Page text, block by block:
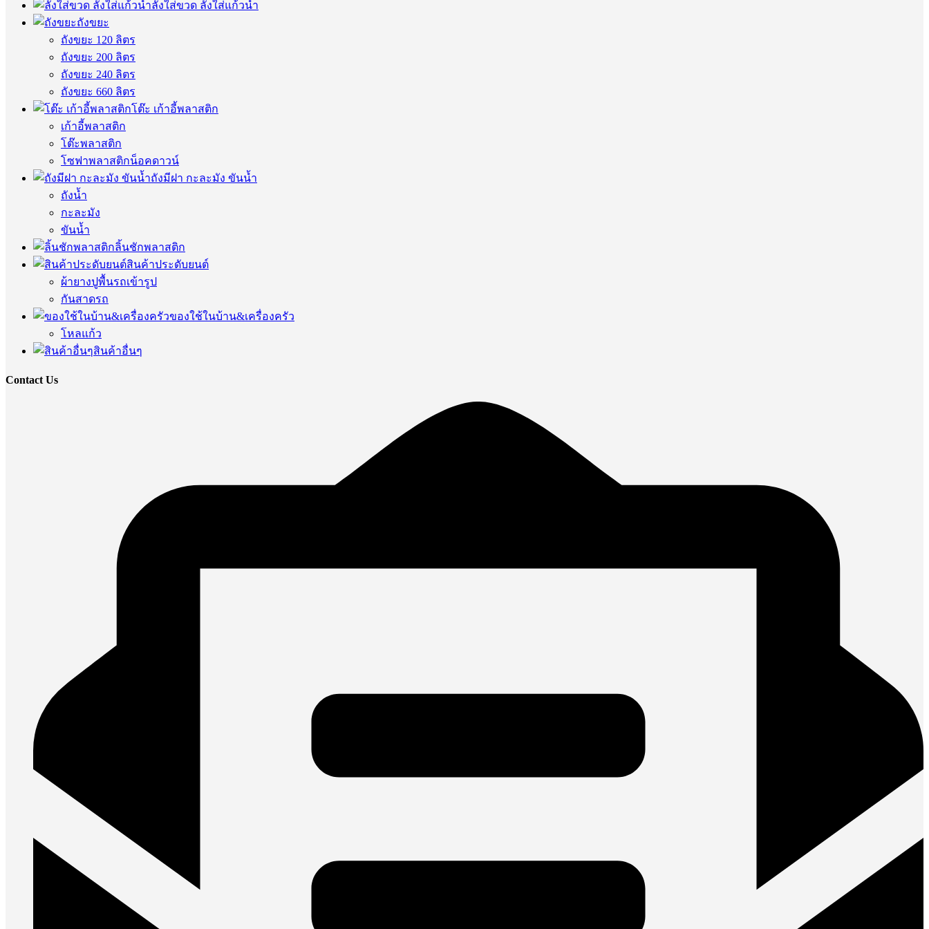
ลังใส่ขวด ลังใส่แก้วน้ำ
ถังขยะ
ถังขยะ 120 ลิตร
ถังขยะ 200 ลิตร
ถังขยะ 240 ลิตร
ถังขยะ 660 ลิตร
โต๊ะ เก้าอี้พลาสติก
เก้าอี้พลาสติก
โต๊ะพลาสติก
โซฟาพลาสติกน็อคดาวน์
ถังมีฝา กะละมัง ขันน้ำ
ถังน้ำ
กะละมัง
ขันน้ำ
ลิ้นชักพลาสติก
สินค้าประดับยนต์
ผ้ายางปูพื้นรถเข้ารูป
กันสาดรถ
ของใช้ในบ้าน&เครื่องครัว
โหลแก้ว
สินค้าอื่นๆ
Contact Us